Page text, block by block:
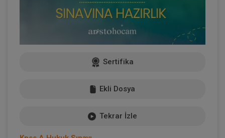
Sertifika
Ekli Dosya
Tekrar İzle